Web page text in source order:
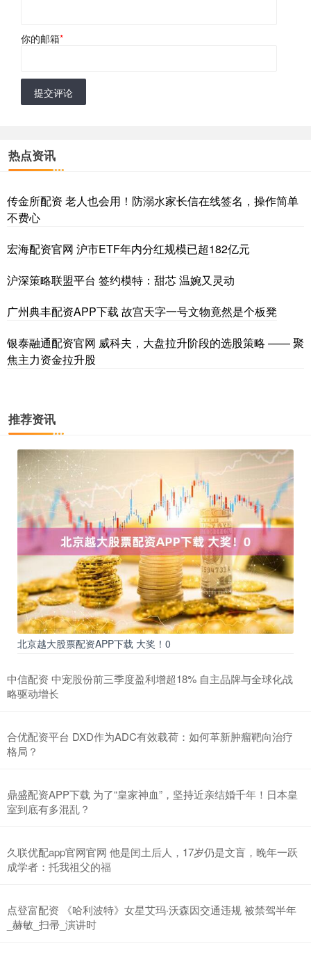
你的邮箱*
提交评论
热点资讯
传金所配资 老人也会用！防溺水家长信在线签名，操作简单
不费心
宏海配资官网 沪市ETF年内分红规模已超182亿元
沪深策略联盟平台 签约模特：甜芯 温婉又灵动
广州典丰配资APP下载 故宫天字一号文物竟然是个板凳
银泰融通配资官网 威科夫，大盘拉升阶段的选股策略 —— 聚
焦主力资金拉升股
推荐资讯
北京越大股票配资APP下载 大奖！0
中信配资 中宠股份前三季度盈利增超18% 自主品牌与全球化战
略驱动增长
合优配资平台 DXD作为ADC有效载荷：如何革新肿瘤靶向治疗
格局？
鼎盛配资APP下载 为了“皇家神血”，坚持近亲结婚千年！日本皇
室到底有多混乱？
久联优配app官网官网 他是闰土后人，17岁仍是文盲，晚年一跃
成学者：托我祖父的福
点登富配资 《哈利波特》女星艾玛·沃森因交通违规 被禁驾半年
_赫敏_扫帚_演讲时